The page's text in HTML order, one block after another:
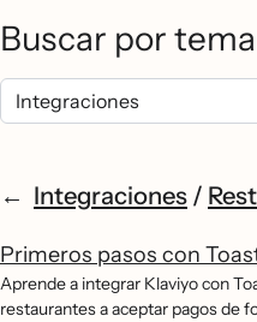
Buscar por tema
Integraciones /
Primeros pasos con
Aprende a integrar Klaviyo con
restaurantes a aceptar pagos de